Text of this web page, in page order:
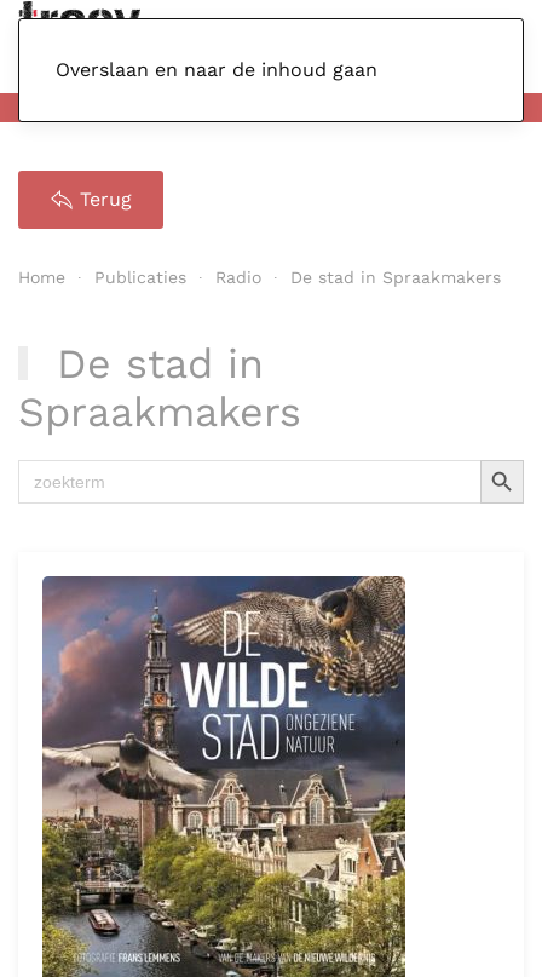
Overslaan en naar de inhoud gaan
Terug
Home Publicaties Radio De stad in Spraakmakers
De stad in
Spraakmakers
Zoek
naar: